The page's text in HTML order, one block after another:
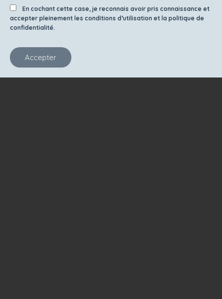
En cochant cette case, je reconnais avoir pris connaissance et
accepter pleinement les conditions d’utilisation et la politique de
confidentialité.
Accepter